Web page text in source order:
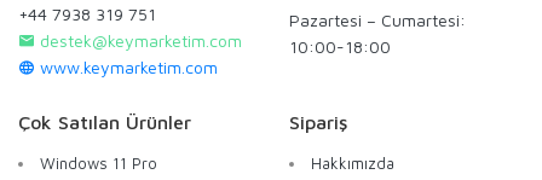
+44 7938 319 751
destek@keymarketim.com
www.keymarketim.com
Pazartesi – Cumartesi:
10:00-18:00
Çok Satılan Ürünler
Windows 11 Pro
Sipariş
Hakkımızda